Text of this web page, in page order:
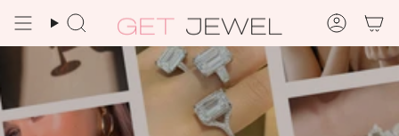
contenido
Búsqueda Cuenta